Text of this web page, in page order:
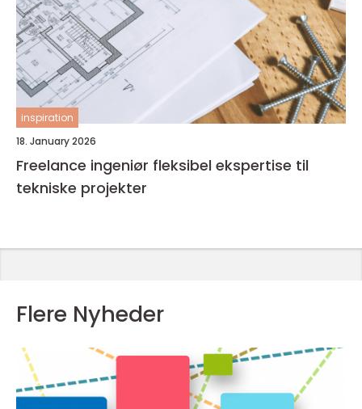
inspiration
18. January 2026
Freelance ingeniør fleksibel ekspertise til
tekniske projekter
Flere Nyheder